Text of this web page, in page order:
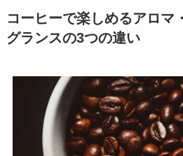
コーヒーで楽しめるアロマ
グランスの3つの違い